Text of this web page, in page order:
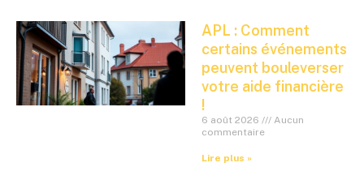
APL : Comment
certains événements
peuvent bouleverser
votre aide financière
!
6 août 2026
Aucun
commentaire
Lire plus »